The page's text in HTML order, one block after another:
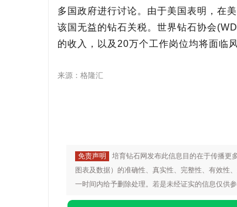
多国政府进行讨论。由于美国表明，在
该国无益的钻石关税。世界钻石协会
的收入，以及20万个工作岗位均将面临风
来源： 格隆汇
免责声明
培育钻石网发布此信息目的在于传播更
图表及数据）的准确性、真实性、完整性、有效性
一时间内给予删除处理。若是未经证实的信息仅供